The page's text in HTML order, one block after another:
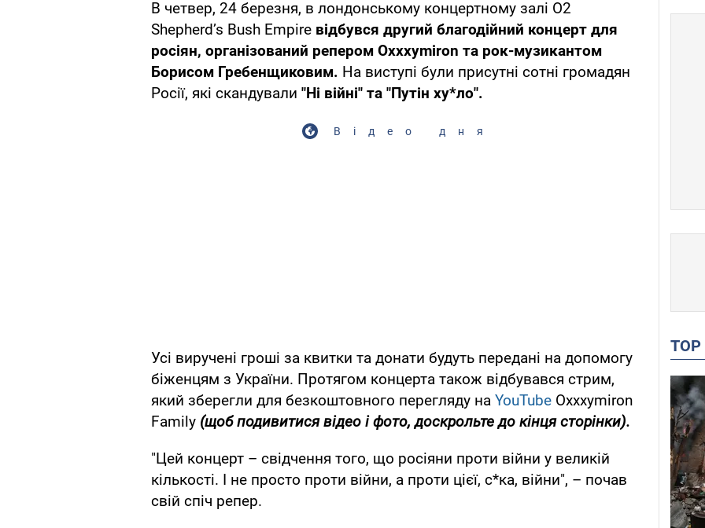
В четвер, 24 березня, в лондонському концертному залі O2
Shepherd’s Bush Empire відбувся другий благодійний концерт для
росіян, організований репером Oxxxymiron та рок-музикантом
Борисом Гребенщиковим. На виступі були присутні сотні громадян
Росії, які скандували "Ні війні" та "Путін ху*ло".
Відео дня
Усі виручені гроші за квитки та донати будуть передані на допомогу
біженцям з України. Протягом концерта також відбувався стрим,
який зберегли для безкоштовного перегляду на YouTube Oxxxymiron
Family (щоб подивитися відео і фото, доскрольте до кінця сторінки).
"Цей концерт – свідчення того, що росіяни проти війни у великій
кількості. І не просто проти війни, а проти цієї, с*ка, війни", – почав
свій спіч репер.